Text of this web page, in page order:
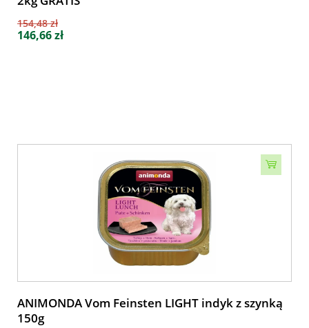
154,48 zł
146,66 zł
ANIMONDA Vom Feinsten LIGHT indyk z szynką
150g